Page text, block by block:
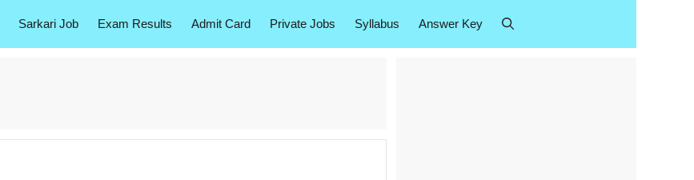
Sarkari Job Exam Results Admit Card Private Jobs Syllabus Answer Key